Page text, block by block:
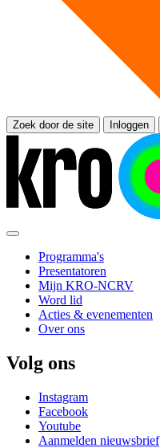
Zoek door de site Inloggen
Programma's
Presentatoren
Mijn KRO-NCRV
Word lid
Acties & evenementen
Over ons
Volg ons
Instagram
Facebook
Youtube
Aanmelden nieuwsbrief